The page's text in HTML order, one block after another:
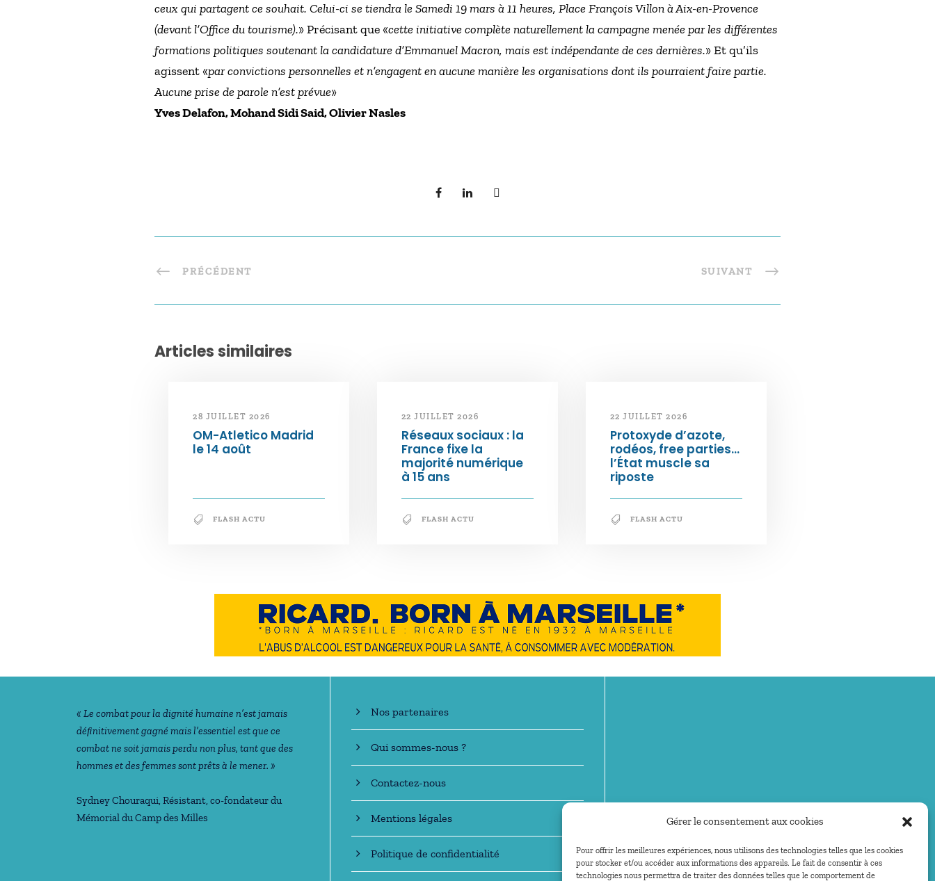
Gérer le consentement aux cookies
Pour offrir les meilleures expériences, nous utilisons des technologies telles que les cookies
pour stocker et/ou accéder aux informations des appareils. Le fait de consentir à ces
technologies nous permettra de traiter des données telles que le comportement de
ceux qui partagent ce souhait. Celui-ci se tiendra le Samedi 19 mars à 11 heures, Place François Villon à Aix-en-Provence
(devant l’Office du tourisme).» Précisant que «cette initiative complète naturellement la campagne menée par les différentes
formations politiques soutenant la candidature d’Emmanuel Macron, mais est indépendante de ces dernières.» Et qu’ils
agissent «par convictions personnelles et n’engagent en aucune manière les organisations dont ils pourraient faire partie.
Aucune prise de parole n’est prévue»
Yves Delafon, Mohand Sidi Said, Olivier Nasles
PRÉCÉDENT SUIVANT
Articles similaires
28 JUILLET 2026
OM-Atletico Madrid
le 14 août
FLASH ACTU
22 JUILLET 2026
Réseaux sociaux : la
France fixe la
majorité numérique
à 15 ans
FLASH ACTU
22 JUILLET 2026
Protoxyde d’azote,
rodéos, free parties…
l’État muscle sa
riposte
FLASH ACTU
Notre philosophie
« Le combat pour la dignité humaine n’est jamais
déﬁnitivement gagné mais l’essentiel est que ce
combat ne soit jamais perdu non plus, tant que des
hommes et des femmes sont prêts à le mener. »
Sydney Chouraqui, Résistant, co-fondateur du
Mémorial du Camp des Milles
En savoir +
Nos partenaires
Qui sommes-nous ?
Contactez-nous
Mentions légales
Politique de confidentialité